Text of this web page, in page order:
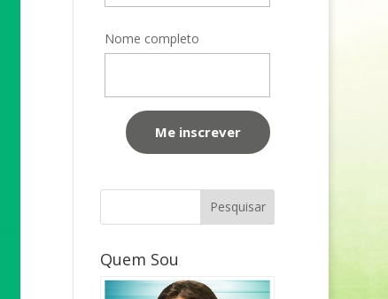
Nome completo
Quem Sou